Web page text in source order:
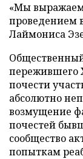
«Мы выражаем
проведением
Лаймониса
пережившего
почести
абсолютно
возмущение
почестей
сообщество
попыткам